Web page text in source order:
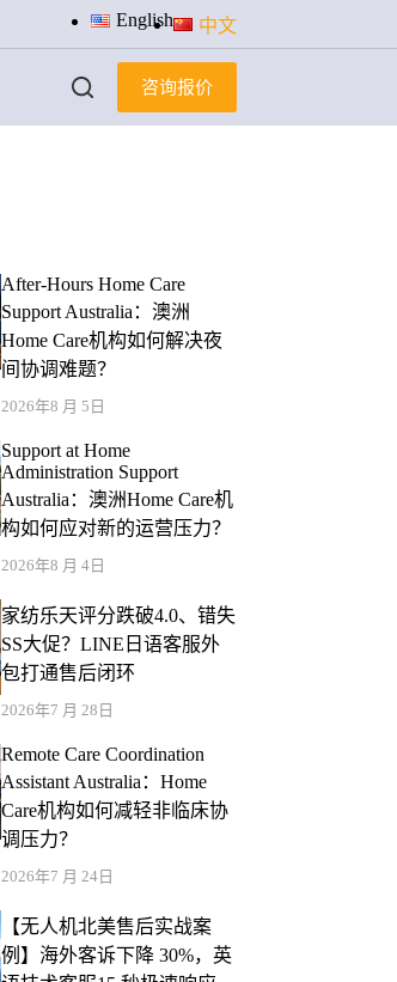
English 中文
咨询报价
After-Hours Home Care
Support Australia：澳洲
Home Care机构如何解决夜
间协调难题？
2026年8 月 5日
Support at Home
Administration Support
Australia：澳洲Home Care机
构如何应对新的运营压力？
2026年8 月 4日
家纺乐天评分跌破4.0、错失
SS大促？LINE日语客服外
包打通售后闭环
2026年7 月 28日
Remote Care Coordination
Assistant Australia：Home
Care机构如何减轻非临床协
调压力？
2026年7 月 24日
【无人机北美售后实战案
例】海外客诉下降 30%，英